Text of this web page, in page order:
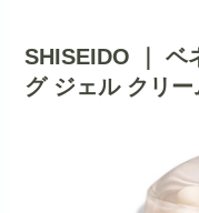
SHISEIDO ｜ ベ
グ ジェル クリー